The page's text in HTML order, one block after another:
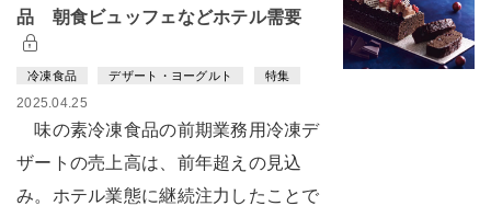
品 朝食ビュッフェなどホテル需要
冷凍食品 デザート・ヨーグルト 特集
2025.04.25
味の素冷凍食品の前期業務用冷凍デ
ザートの売上高は、前年超えの見込
み。ホテル業態に継続注力したことで